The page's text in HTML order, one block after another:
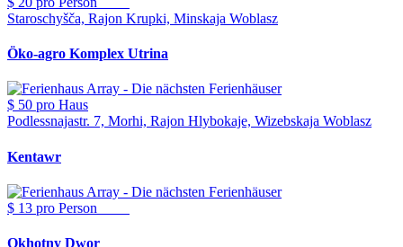
Staroschyšča, Rajon Krupki, Minskaja Woblasz
Öko-agro Komplex Utrina
$ 50 pro Haus
Podlessnajastr. 7, Morhi, Rajon Hlybokaje, Wizebskaja Woblasz
Kentawr
$ 13 pro Person
Okhotny Dwor